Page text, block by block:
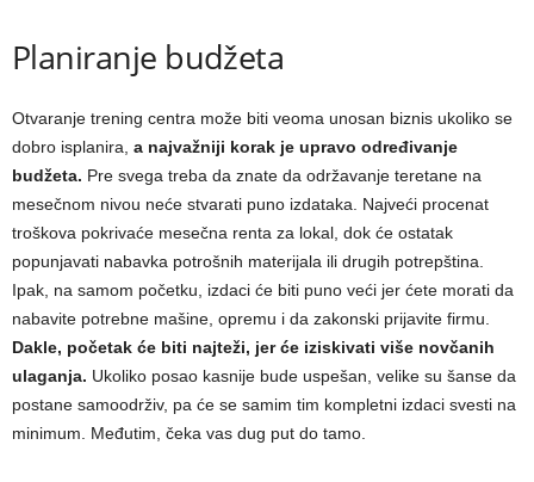
Planiranje budžeta
Otvaranje trening centra može biti veoma unosan biznis ukoliko se
dobro isplanira, a najvažniji korak je upravo određivanje
budžeta. Pre svega treba da znate da održavanje teretane na
mesečnom nivou neće stvarati puno izdataka. Najveći procenat
troškova pokrivaće mesečna renta za lokal, dok će ostatak
popunjavati nabavka potrošnih materijala ili drugih potrepština.
Ipak, na samom početku, izdaci će biti puno veći jer ćete morati da
nabavite potrebne mašine, opremu i da zakonski prijavite firmu.
Dakle, početak će biti najteži, jer će iziskivati više novčanih
ulaganja. Ukoliko posao kasnije bude uspešan, velike su šanse da
postane samoodrživ, pa će se samim tim kompletni izdaci svesti na
minimum. Međutim, čeka vas dug put do tamo.